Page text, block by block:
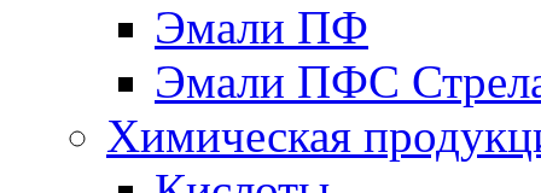
Эмали ПФ
Эмали ПФС
Химическая